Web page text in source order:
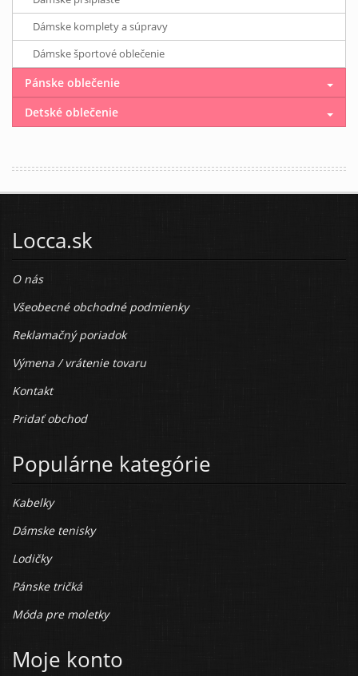
Dámske komplety a súpravy
Dámske športové oblečenie
Pánske oblečenie
Detské oblečenie
Locca.sk
O nás
Všeobecné obchodné podmienky
Reklamačný poriadok
Výmena / vrátenie tovaru
Kontakt
Pridať obchod
Populárne kategórie
Kabelky
Dámske tenisky
Lodičky
Pánske tričká
Móda pre moletky
Moje konto